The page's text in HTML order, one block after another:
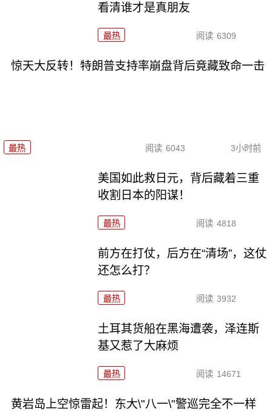
看清谁才是真朋友
最热 阅读 6309
惊天大反转！特朗普支持率崩盘背后竟藏致命一击
最热 阅读 6043 3小时前
美国如此救日元，背后藏着三重
收割日本的阳谋！
最热 阅读 4818
前方在打仗，后方在“清场”，这仗
还怎么打？
最热 阅读 3932
土耳其货船在黑海遭袭，泽连斯
基又惹了大麻烦
最热 阅读 14671
黄岩岛上空惊雷起！东大\"八一\"警巡完全不一样